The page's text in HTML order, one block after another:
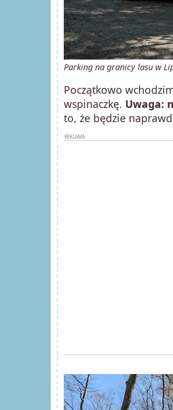
Parking na granicy lasu w
Początkowo
wspinaczkę. Uwaga:
to, że będzie